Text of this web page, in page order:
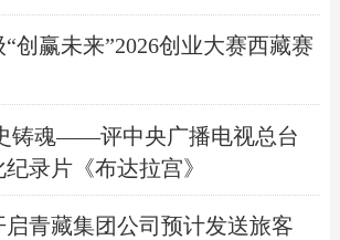
创赢未来”2026创业大赛西藏赛
铸魂——评中央广播电视总台
录片《布达拉宫》
启青藏集团公司预计发送旅客